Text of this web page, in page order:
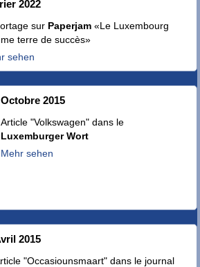
2022
sur Paperjam«Le Luxembourg
terre de succès»
sehen
Octobre 2015
Article "Volkswagen" dans le
Luxemburger Wort
Mehr sehen
2015
"Occasiounsmaart" dans le journal